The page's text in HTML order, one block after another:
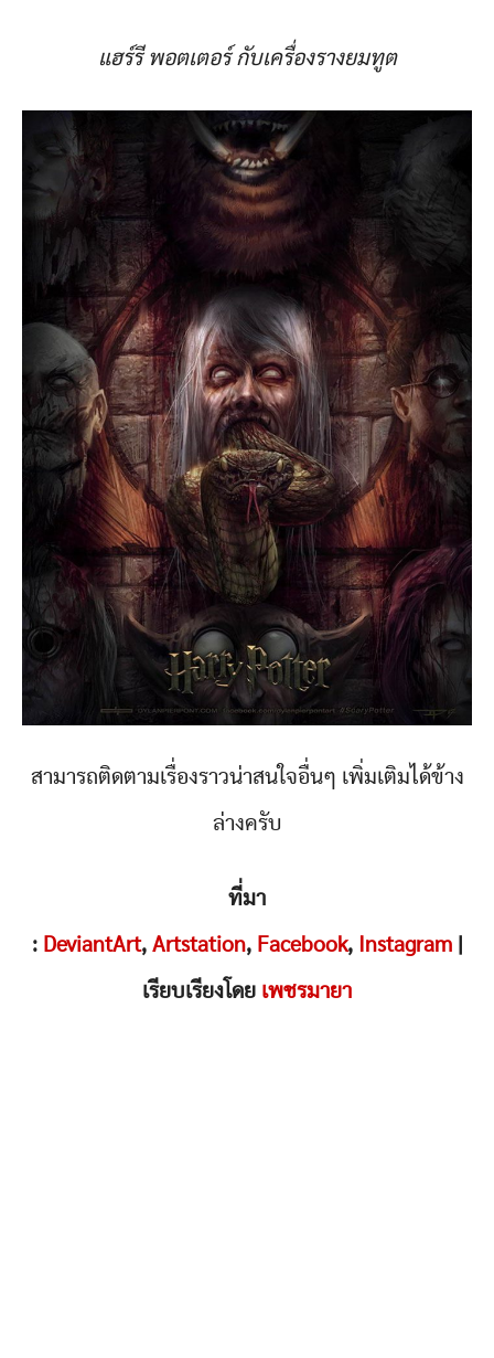
แฮร์รี พอตเตอร์ กับเครื่องรางยมทูต
สามารถติดตามเรื่องราวน่าสนใจอื่นๆ เพิ่มเติมได้ข้าง
ล่างครับ
ที่มา
: DeviantArt, Artstation, Facebook, Instagram|
เรียบเรียงโดย เพชรมายา